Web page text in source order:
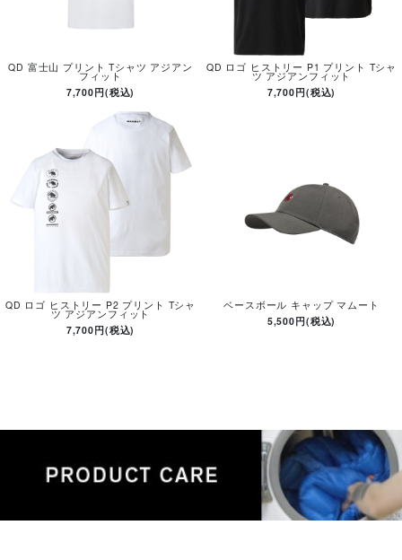
QD 富士山 プリント Tシャツ アジアン
フィット
7,700円(税込)
QD ロゴ ヒストリー P1 プリント Tシャ
ツ アジアンフィット
7,700円(税込)
QD ロゴ ヒストリー P2 プリント Tシャ
ツ アジアンフィット
7,700円(税込)
ベースボール キャップ マムート
5,500円(税込)